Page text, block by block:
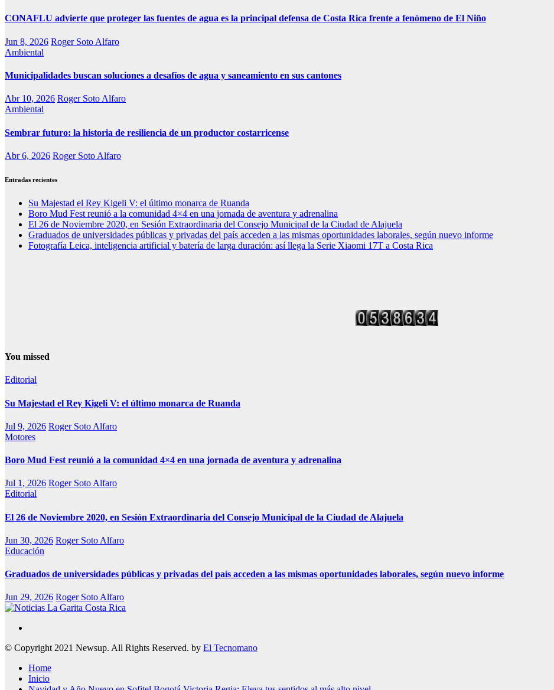
CONAFLU advierte que proteger las fuentes de agua es la principal defensa de Costa Rica frente a fenómeno de El Niño
Jun 8, 2026 Roger Soto Alfaro
Ambiental
Municipalidades buscan soluciones a desafíos de agua y saneamiento en sus cantones
Abr 10, 2026 Roger Soto Alfaro
Ambiental
Sembrar futuro: la historia de resiliencia de un productor costarricense
Abr 6, 2026 Roger Soto Alfaro
Entradas recientes
Su Majestad el Rey Kigeli V: el último monarca de Ruanda
Boro Mud Fest reunió a la comunidad 4×4 en una jornada de aventura y adrenalina
El 26 de Noviembre 2020, en Sesión Extraordinaria del Consejo Municipal de la Ciudad de Alajuela
Graduados de universidades públicas y privadas del país acceden a las mismas oportunidades laborales, según nuevo informe
Fotografía Leica, inteligencia artificial y batería de larga duración: así llega la Serie Xiaomi 17T a Costa Rica
You missed
Editorial
Su Majestad el Rey Kigeli V: el último monarca de Ruanda
Jul 9, 2026 Roger Soto Alfaro
Motores
Boro Mud Fest reunió a la comunidad 4×4 en una jornada de aventura y adrenalina
Jul 1, 2026 Roger Soto Alfaro
Editorial
El 26 de Noviembre 2020, en Sesión Extraordinaria del Consejo Municipal de la Ciudad de Alajuela
Jun 30, 2026 Roger Soto Alfaro
Educación
Graduados de universidades públicas y privadas del país acceden a las mismas oportunidades laborales, según nuevo informe
Jun 29, 2026 Roger Soto Alfaro
Noticias La Garita Costa Rica
Medio Alternativo
© Copyright 2021 Newsup. All Rights Reserved. by El Tecnomano
Home
Inicio